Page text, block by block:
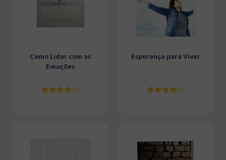
Como Lidar com as
Emoções
Esperança para Viver